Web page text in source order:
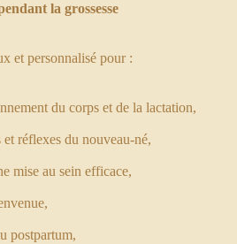
la grossesse
et personnalisé pour :
du corps et de la lactation,
réflexes du nouveau-né,
mise au sein efficace,
postpartum,